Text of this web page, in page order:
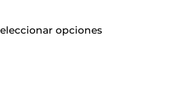
opciones